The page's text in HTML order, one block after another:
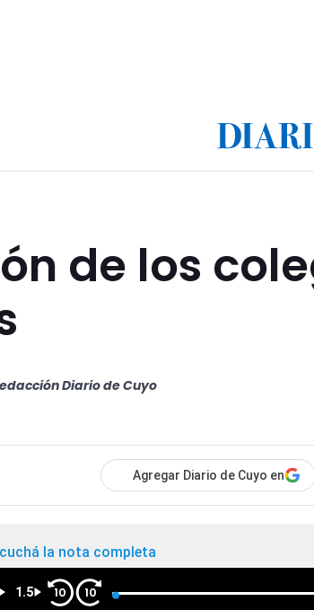
de los
Diario de Cuyo
Agregar Diario de Cuyo en
la nota completa
1.5 10 10